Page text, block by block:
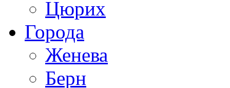
Цюрих
Города
Женева
Берн